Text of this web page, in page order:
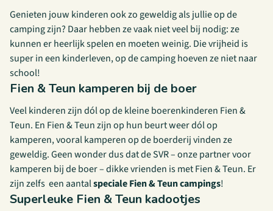
Genieten jouw kinderen ook zo geweldig als jullie op de
camping zijn? Daar hebben ze vaak niet veel bij nodig: ze
kunnen er heerlijk spelen en moeten weinig. Die vrijheid is
super in een kinderleven, op de camping hoeven ze niet naar
school!
Fien & Teun kamperen bij de boer
Veel kinderen zijn dól op de kleine boerenkinderen Fien &
Teun. En Fien & Teun zijn op hun beurt weer dól op
kamperen, vooral kamperen op de boerderij vinden ze
geweldig. Geen wonder dus dat de SVR – onze partner voor
kamperen bij de boer – dikke vrienden is met Fien & Teun. Er
zijn zelfs een aantalspeciale Fien & Teun campings!
Superleuke Fien & Teun kadootjes